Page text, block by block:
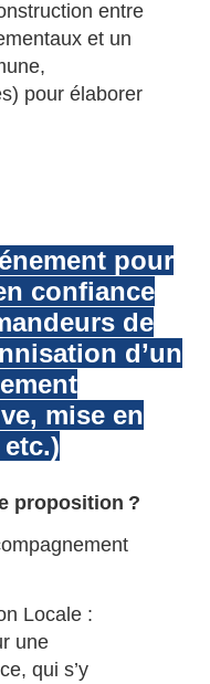
entre
et un
pour élaborer
pour
confiance
de
d’un
mise en
proposition ?
Locale :
une
qui s’y